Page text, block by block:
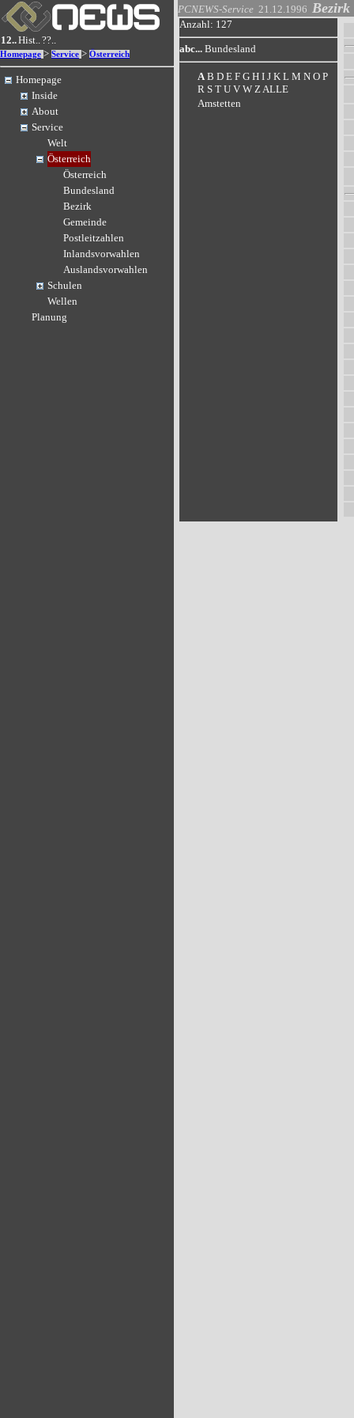
12..Hist..??..
Homepage > Service > Österreich
Homepage
Inside
About
Service
Welt
Österreich
Österreich
Bundesland
Bezirk
Gemeinde
Postleitzahlen
Inlandsvorwahlen
Auslandsvorwahlen
Schulen
Wellen
Planung
PCNEWS-Service 21.12.1996 Bezirk
Anzahl: 127
abc... Bundesland
A B D E F G H I J K L M N O P
R S T U V W Z ALLE
Amstetten